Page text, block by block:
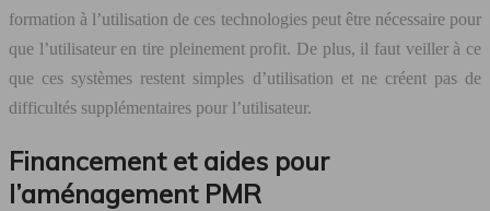
formation à l’utilisation de ces technologies peut être nécessaire pour
que l’utilisateur en tire pleinement profit. De plus, il faut veiller à ce
que ces systèmes restent simples d’utilisation et ne créent pas de
difficultés supplémentaires pour l’utilisateur.
Financement et aides pour
l’aménagement PMR